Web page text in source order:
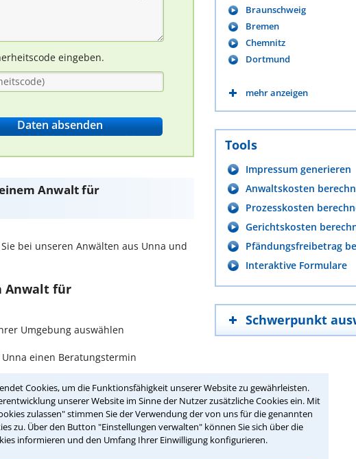
Cookies, um die Funktionsfähigkeit unserer Website zu gewährleisten.
unserer Website im Sinne der Nutzer zusätzliche Cookies ein. Mit
zulassen" stimmen Sie der Verwendung der von uns für die genannten
zu. Über den Button "Einstellungen verwalten" können Sie sich über die
informieren und den Umfang Ihrer Einwilligung konfigurieren.
eingeben.
Anwalt für
bei unseren Anwälten aus Unna und
Anwalt für
Umgebung auswählen
einen Beratungstermin
unser Kontaktformular einen Rückruf
aus.
Braunschweig
Bremen
Chemnitz
Dortmund
mehr anzeigen
Tools
Impressum generieren
Anwaltskosten
Prozesskosten
Gerichtskosten
Pfändungsfreibetrag
Interaktive Formulare
Schwerpunkt